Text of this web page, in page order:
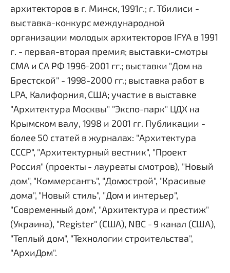
архитекторов в г. Минск, 1991г.; г. Тбилиси -
выставка-конкурс международной
организации молодых архитекторов IFYA в 1991
г. - первая-вторая премия; выставки-смотры
СМА и СА РФ 1996-2001 гг.; выставки "Дом на
Брестской" - 1998-2000 гг.; выставка работ в
LPA, Калифорния, США; участие в выставке
"Архитектура Москвы" "Экспо-парк" ЦДХ на
Крымском валу, 1998 и 2001 гг. Публикации -
более 50 статей в журналах: "Архитектура
СССР", "Архитектурный вестник", "Проект
Россия" (проекты - лауреаты смотров), "Новый
дом", "Коммерсантъ", "Домострой", "Красивые
дома", "Новый стиль", "Дом и интерьер",
"Современный дом", "Архитектура и престиж"
(Украина), "Register" (США), NBC - 9 канал (США),
"Теплый дом", "Технологии строительства",
"АрхиДом".